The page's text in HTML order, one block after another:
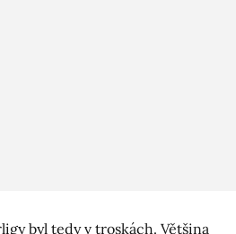
byl tedy v troskách. Většina